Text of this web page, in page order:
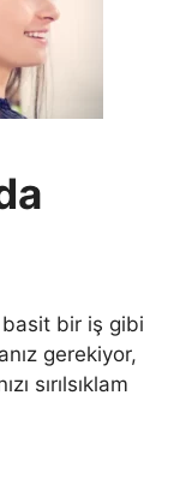
basit bir iş gibi
gerekiyor,
sırılsıklam